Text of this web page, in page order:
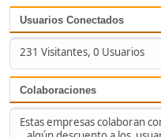
Usuarios Conectados
231 Visitantes, 0 Usuarios
Colaboraciones
Estas empresas colaboran